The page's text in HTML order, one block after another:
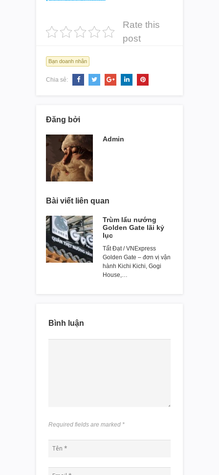
Rate this
post
Bạn doanh nhân
Chia sẻ:
Đăng bởi
Admin
Bài viết liên quan
Trùm lẩu nướng
Golden Gate lãi kỷ
lục
Tất Đạt / VNExpress
Golden Gate – đơn vị vận
hành Kichi Kichi, Gogi
House,…
Bình luận
Required fields are marked *